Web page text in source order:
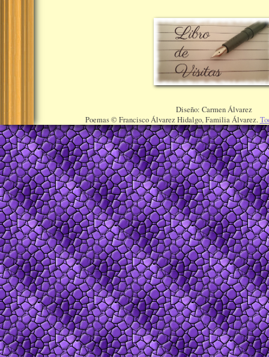
Diseño: Carmen Álvarez
Poemas © Francisco Álvarez Hidalgo, Familia Álvarez.